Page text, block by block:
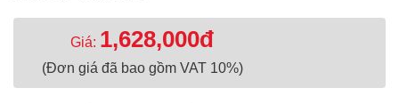
Giá: 1,628,000đ
(Đơn giá đã bao gồm VAT 10%)